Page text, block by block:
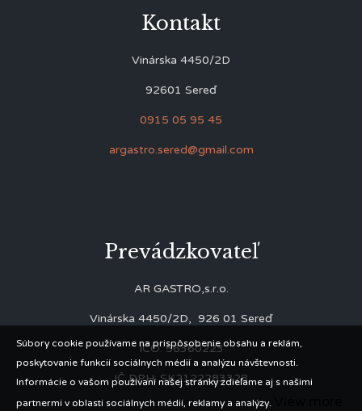
Kontakt
Vinárska 4450/2D
92601 Sereď
0915 05 95 45
argastro.sered@gmail.com
Prevádzkovateľ
AR GASTRO,s.r.o.
Vinárska 4450/2D, 926 01 Sereď
IČO: 56360223
IČ DPH: SK2122283328
Súbory cookie používame na prispôsobenie obsahu a reklám,
poskytovanie funkcií sociálnych médií a analýzu návštevnosti.
Informácie o vašom používaní našej stránky zdieľame aj s našimi
partnermi v oblasti sociálnych médií, reklamy a analýzy.